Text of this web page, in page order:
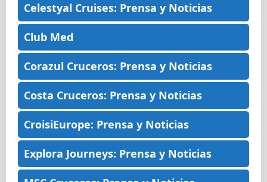
Celestyal Cruises: Prensa y Noticias
Club Med
Corazul Cruceros: Prensa y Noticias
Costa Cruceros: Prensa y Noticias
CroisiEurope: Prensa y Noticias
Explora Journeys: Prensa y Noticias